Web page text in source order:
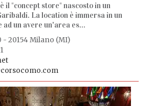
il "concept store" nascosto in un
La location è immersa in un
un avere un'area es...
- 20154 Milano (MI)